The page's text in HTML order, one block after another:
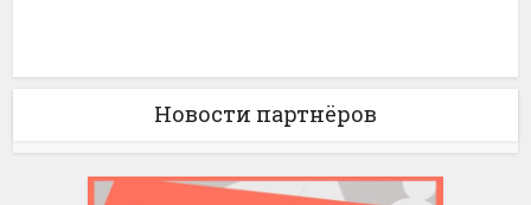
Новости партнёров